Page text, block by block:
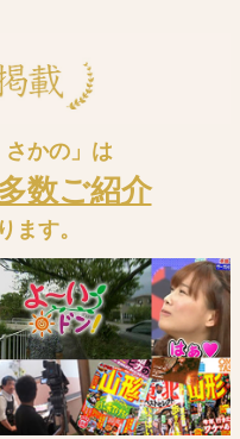
かの」は
数ご紹介
ます。